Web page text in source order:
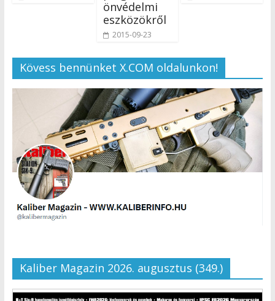
önvédelmi
eszközökről
2015-09-23
Kövess bennünket X.COM oldalunkon!
Kaliber Magazin 2026. augusztus (349.)